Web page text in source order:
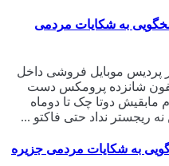
به شکایات مردمی
پردیس موبایل فروشی داخل
شانزده پرومکس دست
مابقیش دوتا چک تا دوماه
ریجستر نداد حتی فاکتو ...
به شکایات مردمی جزیره